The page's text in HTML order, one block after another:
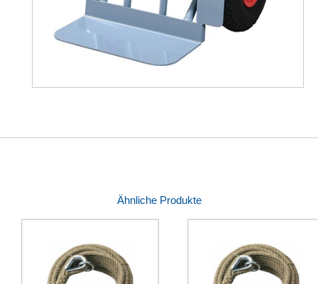
Ähnliche Produkte